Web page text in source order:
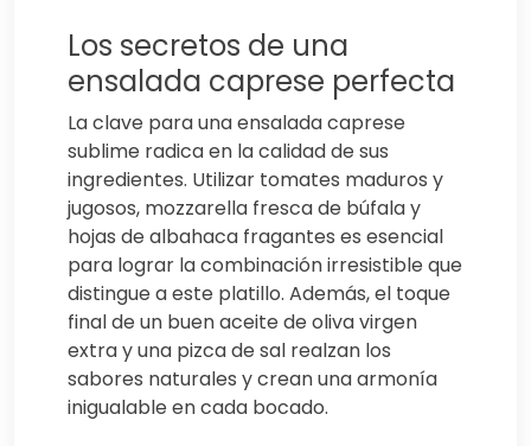
Los secretos de una
ensalada caprese perfecta
La clave para una ensalada caprese
sublime radica en la calidad de sus
ingredientes. Utilizar tomates maduros y
jugosos, mozzarella fresca de búfala y
hojas de albahaca fragantes es esencial
para lograr la combinación irresistible que
distingue a este platillo. Además, el toque
final de un buen aceite de oliva virgen
extra y una pizca de sal realzan los
sabores naturales y crean una armonía
inigualable en cada bocado.